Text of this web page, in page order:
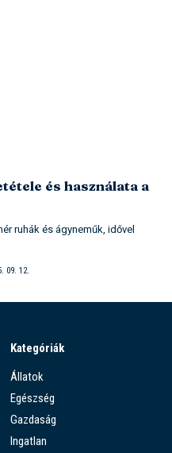
és használata a
ruhák és ágyneműk, idővel
09. 12.
Kategóriák
Állatok
Egészség
Gazdaság
Ingatlan